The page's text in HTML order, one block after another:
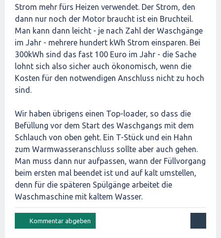
Strom mehr fürs Heizen verwendet. Der Strom, den
dann nur noch der Motor braucht ist ein Bruchteil.
Man kann dann leicht - je nach Zahl der Waschgänge
im Jahr - mehrere hundert kWh Strom einsparen. Bei
300kWh sind das fast 100 Euro im Jahr - die Sache
lohnt sich also sicher auch ökonomisch, wenn die
Kosten für den notwendigen Anschluss nicht zu hoch
sind.
Wir haben übrigens einen Top-loader, so dass die
Befüllung vor dem Start des Waschgangs mit dem
Schlauch von oben geht. Ein T-Stück und ein Hahn
zum Warmwasseranschluss sollte aber auch gehen.
Man muss dann nur aufpassen, wann der Füllvorgang
beim ersten mal beendet ist und auf kalt umstellen,
denn für die späteren Spülgänge arbeitet die
Waschmaschine mit kaltem Wasser.